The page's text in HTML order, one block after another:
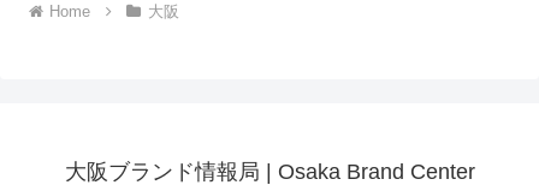
Home 大阪
大阪ブランド情報局 | Osaka Brand Center